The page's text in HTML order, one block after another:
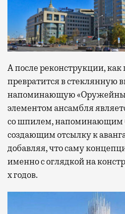
А после реконструкции, как
превратится в стеклянную
напоминающую
элементом ансамбля
со шпилем, напоминающим
создающим отсылку к
добавляя, что саму
именно с оглядкой на
х годов.